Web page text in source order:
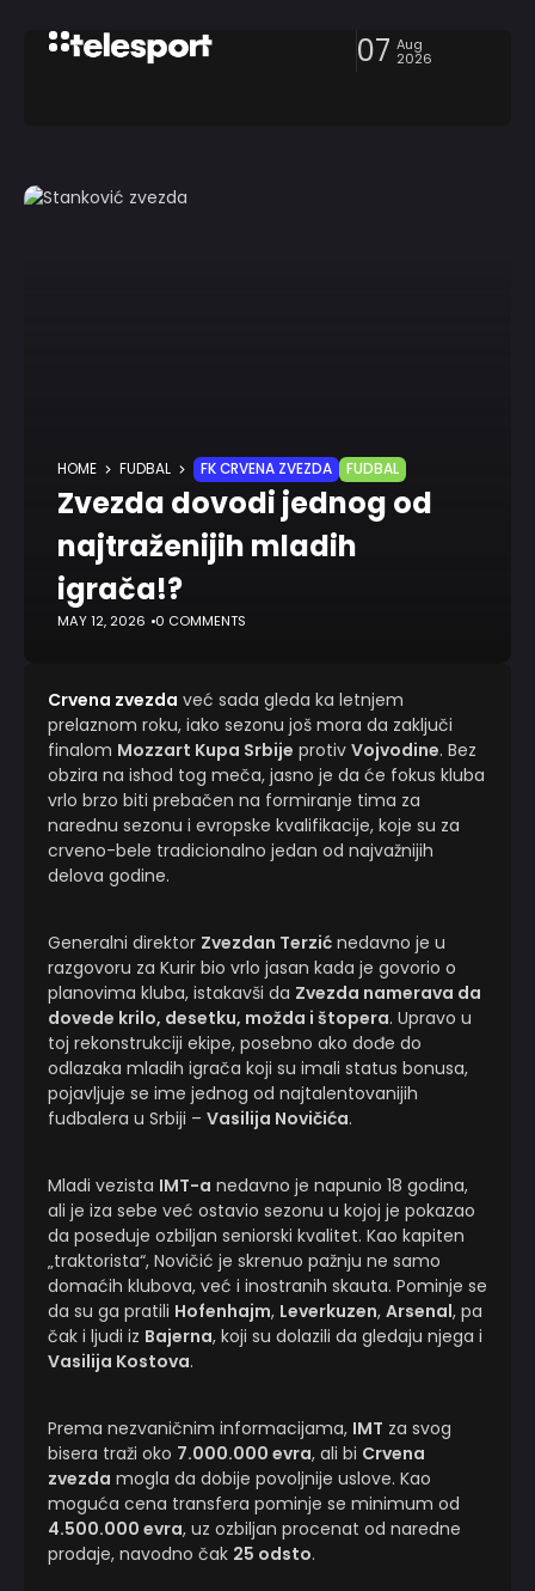
07 Aug
2026
HOME FUDBAL FK CRVENA ZVEZDA FUDBAL
Zvezda dovodi jednog od
najtraženijih mladih
igrača!?
MAY 12, 2026 0 COMMENTS
Crvena zvezda već sada gleda ka letnjem
prelaznom roku, iako sezonu još mora da zaključi
finalom Mozzart Kupa Srbije protiv Vojvodine. Bez
obzira na ishod tog meča, jasno je da će fokus kluba
vrlo brzo biti prebačen na formiranje tima za
narednu sezonu i evropske kvalifikacije, koje su za
crveno-bele tradicionalno jedan od najvažnijih
delova godine.
Generalni direktor Zvezdan Terzić nedavno je u
razgovoru za Kurir bio vrlo jasan kada je govorio o
planovima kluba, istakavši da Zvezda namerava da
dovede krilo, desetku, možda i štopera. Upravo u
toj rekonstrukciji ekipe, posebno ako dođe do
odlazaka mladih igrača koji su imali status bonusa,
pojavljuje se ime jednog od najtalentovanijih
fudbalera u Srbiji – Vasilija Novičića.
Mladi vezista IMT-a nedavno je napunio 18 godina,
ali je iza sebe već ostavio sezonu u kojoj je pokazao
da poseduje ozbiljan seniorski kvalitet. Kao kapiten
„traktorista“, Novičić je skrenuo pažnju ne samo
domaćih klubova, već i inostranih skauta. Pominje se
da su ga pratili Hofenhajm, Leverkuzen, Arsenal, pa
čak i ljudi iz Bajerna, koji su dolazili da gledaju njega i
Vasilija Kostova.
Prema nezvaničnim informacijama, IMT za svog
bisera traži oko 7.000.000 evra, ali bi Crvena
zvezda mogla da dobije povoljnije uslove. Kao
moguća cena transfera pominje se minimum od
4.500.000 evra, uz ozbiljan procenat od naredne
prodaje, navodno čak 25 odsto.